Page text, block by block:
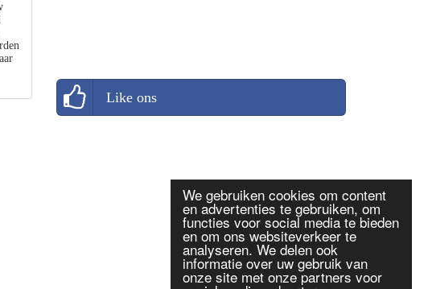
We gebruiken cookies om content
en advertenties te gebruiken, om
functies voor social media te bieden
en om ons websiteverkeer te
analyseren. We delen ook
informatie over uw gebruik van
onze site met onze partners voor
Like ons